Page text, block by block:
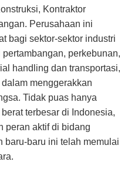
Kontraktor
Perusahaan ini
bagi sektor-sektor industri
perkebunan,
handling dan transportasi,
menggerakkan
Tidak puas hanya
terbesar di Indonesia,
peran aktif di bidang
baru-baru ini telah memulai